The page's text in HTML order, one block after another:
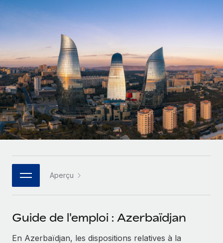
Sous-traitez les opérations complexes liées à l’emploi
INFRASTRUCTURE
Intégration Remote
Intégrez vos RH aux flux de travail en toute simplicité
Plateforme
Des fonctions RH clés intégrées pour votre équipe
notre MCP
Intégrations
SERVICES
CROISSANCE
Start-ups
Des solutions agiles et internationales pour les RH et la
paie des entreprises en pleine croissance
Entreprises intermédiaires
Développez vos équipes avec des solutions RH sur
mesure
Les RH à l’international pour les grandes entreprises
TRAVAILLONS ENSEMBLE
Intégrez les RH à l’international de manière flexible
Devenir partenaire
Calculateur de paiement des freelances
paiement pour vos freelances internationaux
APPRENDRE AVEC REMOTE
Recherche et guides
Études de cas
Glossaire RH
Descriptions de postes
Webinaires
Événements
Salle de presse
Nederlands
Deutsch
Español
Italiano
Português (Portugal)
한국어 Aperçu
Guide de l'emploi : Azerbaïdjan
En Azerbaïdjan, les dispositions relatives à la